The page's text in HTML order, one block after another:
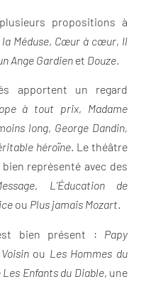
propositions à
Méduse, Cœur à cœur, Il
Ange Gardien et Douze
apportent un regard
à tout prix, Madame
long, George Dandin,
héroïne. Le théâtre
représenté avec des
, L’Éducation de
ou Plus jamais Mozart.
bien présent : Papy
ou Les Hommes du
Les Enfants du Diable, une